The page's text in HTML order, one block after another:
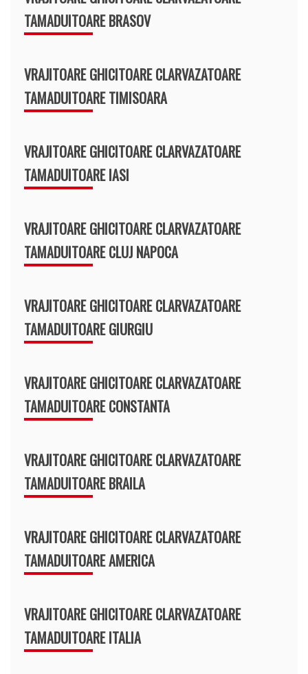
TAMADUITOARE BRASOV
VRAJITOARE GHICITOARE CLARVAZATOARE
TAMADUITOARE TIMISOARA
VRAJITOARE GHICITOARE CLARVAZATOARE
TAMADUITOARE IASI
VRAJITOARE GHICITOARE CLARVAZATOARE
TAMADUITOARE CLUJ NAPOCA
VRAJITOARE GHICITOARE CLARVAZATOARE
TAMADUITOARE GIURGIU
VRAJITOARE GHICITOARE CLARVAZATOARE
TAMADUITOARE CONSTANTA
VRAJITOARE GHICITOARE CLARVAZATOARE
TAMADUITOARE BRAILA
VRAJITOARE GHICITOARE CLARVAZATOARE
TAMADUITOARE AMERICA
VRAJITOARE GHICITOARE CLARVAZATOARE
TAMADUITOARE ITALIA